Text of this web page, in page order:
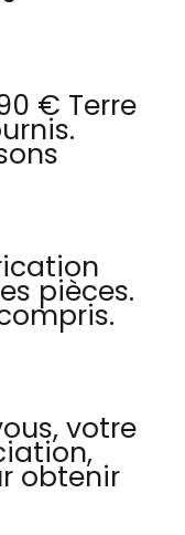
€ Terre
pièces.
votre
obtenir